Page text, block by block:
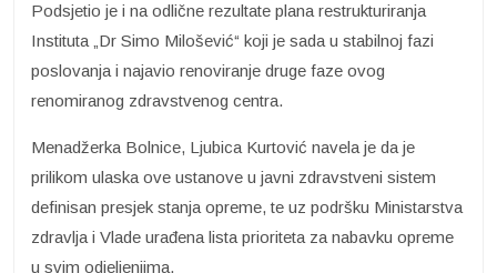
Podsjetio je i na odlične rezultate plana restrukturiranja
Instituta „Dr Simo Milošević“ koji je sada u stabilnoj fazi
poslovanja i najavio renoviranje druge faze ovog
renomiranog zdravstvenog centra.
Menadžerka Bolnice, Ljubica Kurtović navela je da je
prilikom ulaska ove ustanove u javni zdravstveni sistem
definisan presjek stanja opreme, te uz podršku Ministarstva
zdravlja i Vlade urađena lista prioriteta za nabavku opreme
u svim odjeljenjima.